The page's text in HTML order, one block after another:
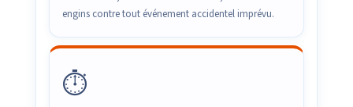
engins contre tout événement accidentel imprévu.
⏱️